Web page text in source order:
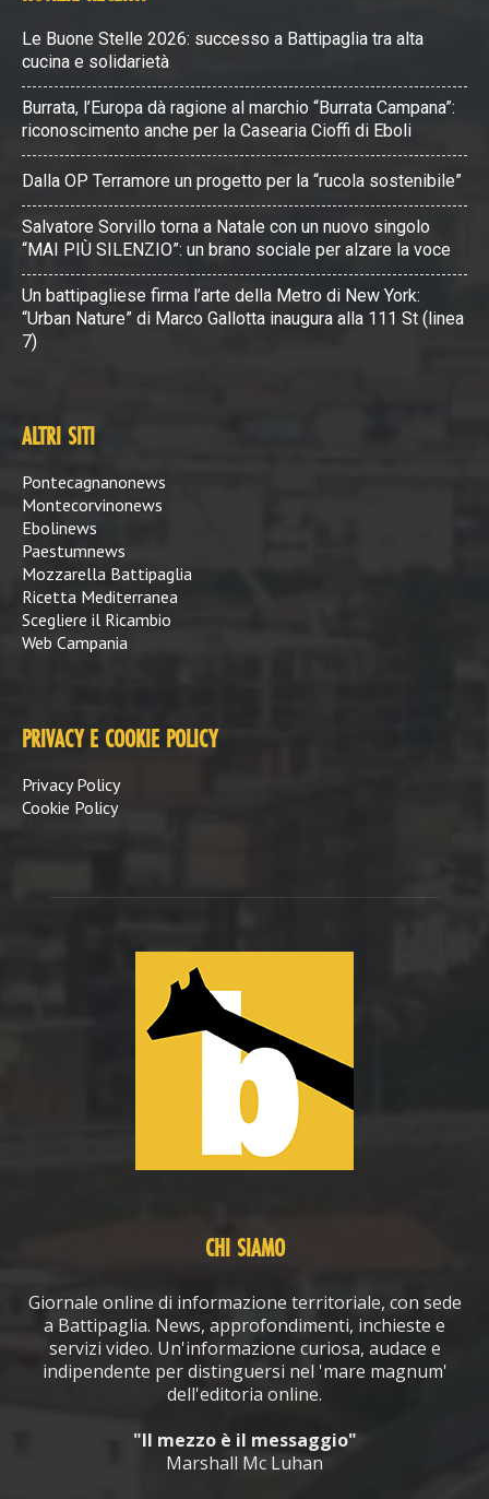
Le Buone Stelle 2026: successo a Battipaglia tra alta
cucina e solidarietà
Burrata, l’Europa dà ragione al marchio “Burrata Campana”:
riconoscimento anche per la Casearia Cioffi di Eboli
Dalla OP Terramore un progetto per la “rucola sostenibile”
Salvatore Sorvillo torna a Natale con un nuovo singolo
“MAI PIÙ SILENZIO”: un brano sociale per alzare la voce
Un battipagliese firma l’arte della Metro di New York:
“Urban Nature” di Marco Gallotta inaugura alla 111 St (linea
7)
ALTRI SITI
Pontecagnanonews
Montecorvinonews
Ebolinews
Paestumnews
Mozzarella Battipaglia
Ricetta Mediterranea
Scegliere il Ricambio
Web Campania
PRIVACY E COOKIE POLICY
Privacy Policy
Cookie Policy
CHI SIAMO
Giornale online di informazione territoriale, con sede
a Battipaglia. News, approfondimenti, inchieste e
servizi video. Un'informazione curiosa, audace e
indipendente per distinguersi nel 'mare magnum'
dell'editoria online.
"Il mezzo è il messaggio"
Marshall Mc Luhan